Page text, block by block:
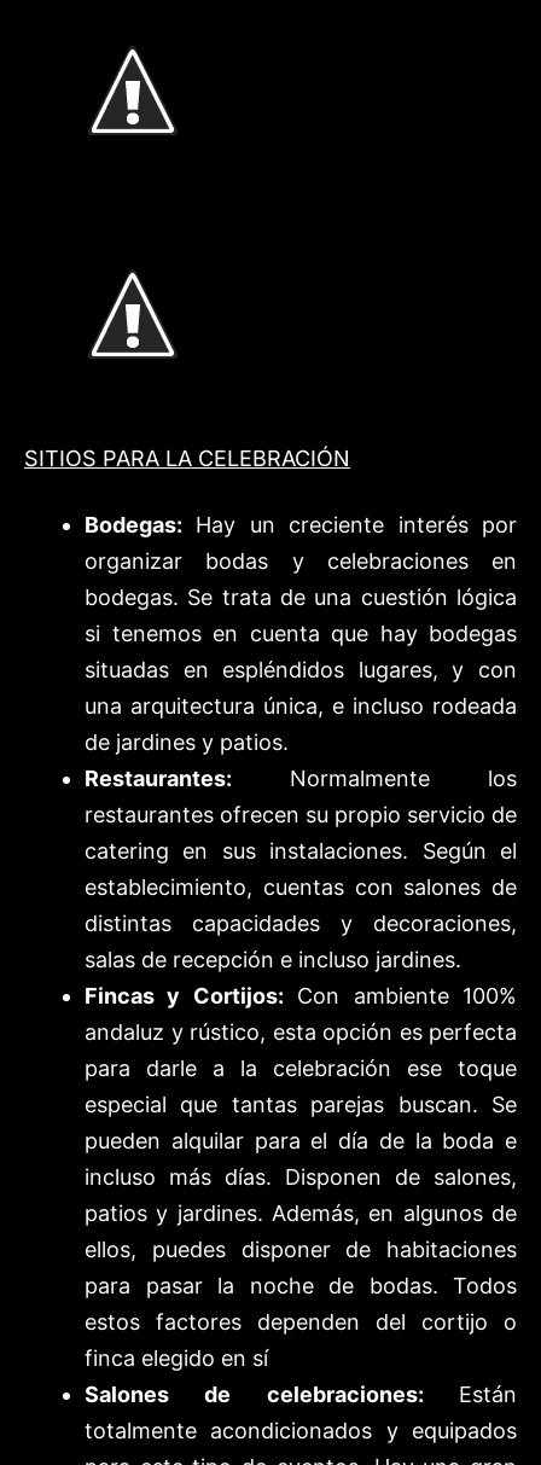
SITIOS PARA LA CELEBRACIÓN
Bodegas: Hay un creciente interés por
organizar bodas y celebraciones en
bodegas. Se trata de una cuestión lógica
si tenemos en cuenta que hay bodegas
situadas en espléndidos lugares, y con
una arquitectura única, e incluso rodeada
de jardines y patios.
Restaurantes: Normalmente los
restaurantes ofrecen su propio servicio de
catering en sus instalaciones. Según el
establecimiento, cuentas con salones de
distintas capacidades y decoraciones,
salas de recepción e incluso jardines.
Fincas y Cortijos: Con ambiente 100%
andaluz y rústico, esta opción es perfecta
para darle a la celebración ese toque
especial que tantas parejas buscan. Se
pueden alquilar para el día de la boda e
incluso más días. Disponen de salones,
patios y jardines. Además, en algunos de
ellos, puedes disponer de habitaciones
para pasar la noche de bodas. Todos
estos factores dependen del cortijo o
finca elegido en sí
Salones de celebraciones: Están
totalmente acondicionados y equipados